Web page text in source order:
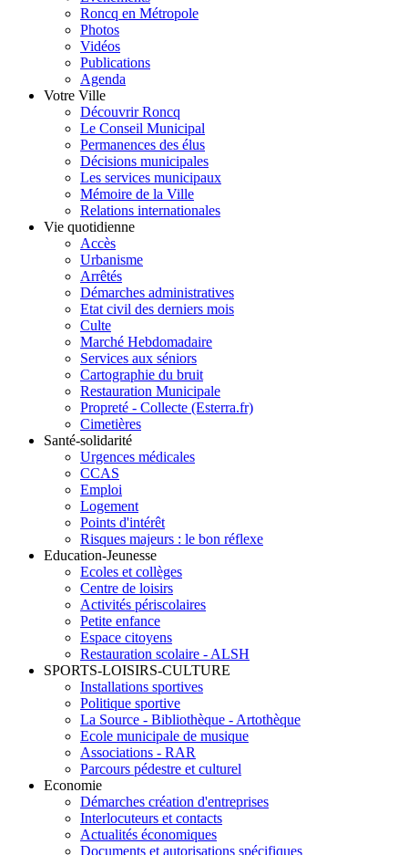
Roncq en Métropole
Photos
Vidéos
Publications
Agenda
Votre Ville
Découvrir Roncq
Le Conseil Municipal
Permanences des élus
Décisions municipales
Les services municipaux
Mémoire de la Ville
Relations internationales
Vie quotidienne
Accès
Urbanisme
Arrêtés
Démarches administratives
Etat civil des derniers mois
Culte
Marché Hebdomadaire
Services aux séniors
Cartographie du bruit
Restauration Municipale
Propreté - Collecte (Esterra.fr)
Cimetières
Santé-solidarité
Urgences médicales
CCAS
Emploi
Logement
Points d'intérêt
Risques majeurs : le bon réflexe
Education-Jeunesse
Ecoles et collèges
Centre de loisirs
Activités périscolaires
Petite enfance
Espace citoyens
Restauration scolaire - ALSH
SPORTS-LOISIRS-CULTURE
Installations sportives
Politique sportive
La Source - Bibliothèque - Artothèque
Ecole municipale de musique
Associations - RAR
Parcours pédestre et culturel
Economie
Démarches création d'entreprises
Interlocuteurs et contacts
Actualités économiques
Documents et autorisations spécifiques